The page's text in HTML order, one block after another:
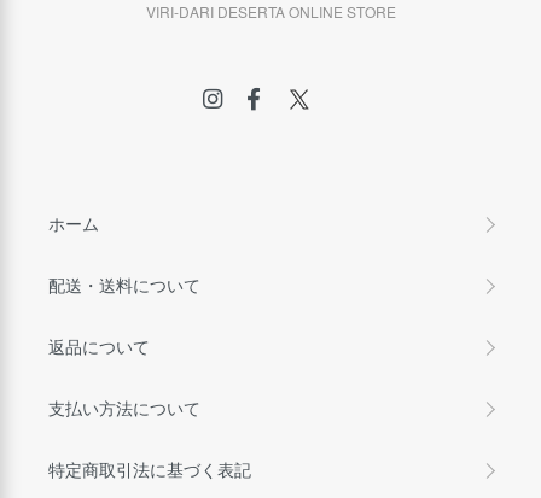
VIRI-DARI DESERTA ONLINE STORE
ホーム
配送・送料について
返品について
支払い方法について
特定商取引法に基づく表記